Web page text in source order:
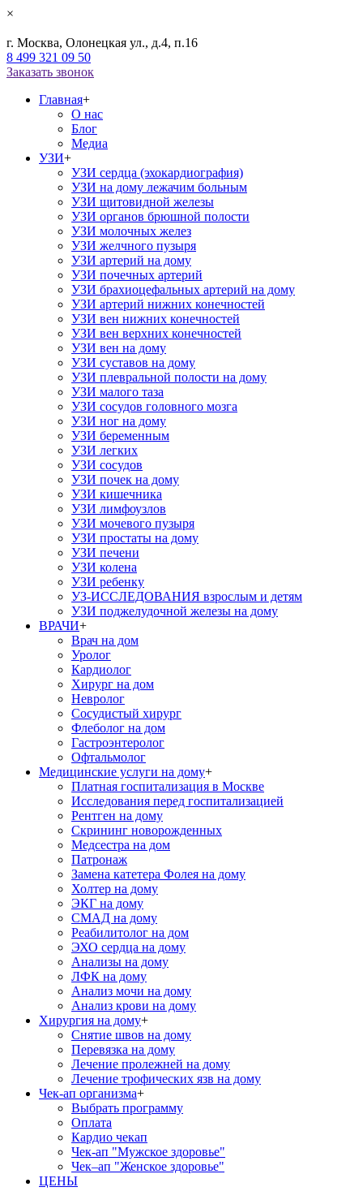
×
г. Москва, Олонецкая ул., д.4, п.16
8 499 321 09 50
Заказать звонок
Главная+
О нас
Блог
Медиа
УЗИ+
УЗИ сердца (эхокардиография)
УЗИ на дому лежачим больным
УЗИ щитовидной железы
УЗИ органов брюшной полости
УЗИ молочных желез
УЗИ желчного пузыря
УЗИ артерий на дому
УЗИ почечных артерий
УЗИ брахиоцефальных артерий на дому
УЗИ артерий нижних конечностей
УЗИ вен нижних конечностей
УЗИ вен верхних конечностей
УЗИ вен на дому
УЗИ суставов на дому
УЗИ плевральной полости на дому
УЗИ малого таза
УЗИ сосудов головного мозга
УЗИ ног на дому
УЗИ беременным
УЗИ легких
УЗИ сосудов
УЗИ почек на дому
УЗИ кишечника
УЗИ лимфоузлов
УЗИ мочевого пузыря
УЗИ простаты на дому
УЗИ печени
УЗИ колена
УЗИ ребенку
УЗ-ИССЛЕДОВАНИЯ взрослым и детям
УЗИ поджелудочной железы на дому
ВРАЧИ+
Врач на дом
Уролог
Кардиолог
Хирург на дом
Невролог
Сосудистый хирург
Флеболог на дом
Гастроэнтеролог
Офтальмолог
Медицинские услуги на дому+
Платная госпитализация в Москве
Исследования перед госпитализацией
Рентген на дому
Скрининг новорожденных
Медсестра на дом
Патронаж
Замена катетера Фолея на дому
Холтер на дому
ЭКГ на дому
СМАД на дому
Реабилитолог на дом
ЭХО сердца на дому
Анализы на дому
ЛФК на дому
Анализ мочи на дому
Анализ крови на дому
Хирургия на дому+
Снятие швов на дому
Перевязка на дому
Лечение пролежней на дому
Лечение трофических язв на дому
Чек-ап организма+
Выбрать программу
Оплата
Кардио чекап
Чек-ап "Мужское здоровье"
Чек–ап "Женское здоровье"
ЦЕНЫ